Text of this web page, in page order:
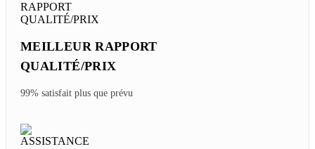
MEILLEUR RAPPORT
QUALITÉ/PRIX
99% satisfait plus que prévu